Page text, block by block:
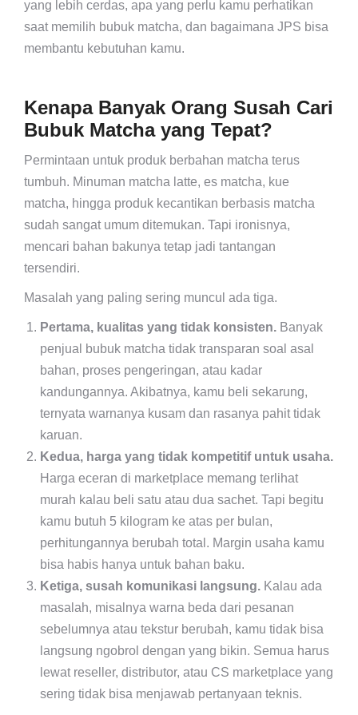
yang lebih cerdas, apa yang perlu kamu perhatikan
saat memilih bubuk matcha, dan bagaimana JPS bisa
membantu kebutuhan kamu.
Kenapa Banyak Orang Susah Cari
Bubuk Matcha yang Tepat?
Permintaan untuk produk berbahan matcha terus
tumbuh. Minuman matcha latte, es matcha, kue
matcha, hingga produk kecantikan berbasis matcha
sudah sangat umum ditemukan. Tapi ironisnya,
mencari bahan bakunya tetap jadi tantangan
tersendiri.
Masalah yang paling sering muncul ada tiga.
Pertama, kualitas yang tidak konsisten. Banyak
penjual bubuk matcha tidak transparan soal asal
bahan, proses pengeringan, atau kadar
kandungannya. Akibatnya, kamu beli sekarung,
ternyata warnanya kusam dan rasanya pahit tidak
karuan.
Kedua, harga yang tidak kompetitif untuk usaha.
Harga eceran di marketplace memang terlihat
murah kalau beli satu atau dua sachet. Tapi begitu
kamu butuh 5 kilogram ke atas per bulan,
perhitungannya berubah total. Margin usaha kamu
bisa habis hanya untuk bahan baku.
Ketiga, susah komunikasi langsung. Kalau ada
masalah, misalnya warna beda dari pesanan
sebelumnya atau tekstur berubah, kamu tidak bisa
langsung ngobrol dengan yang bikin. Semua harus
lewat reseller, distributor, atau CS marketplace yang
sering tidak bisa menjawab pertanyaan teknis.